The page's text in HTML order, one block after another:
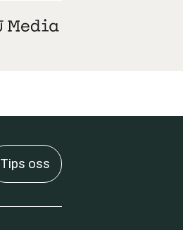
Tips oss